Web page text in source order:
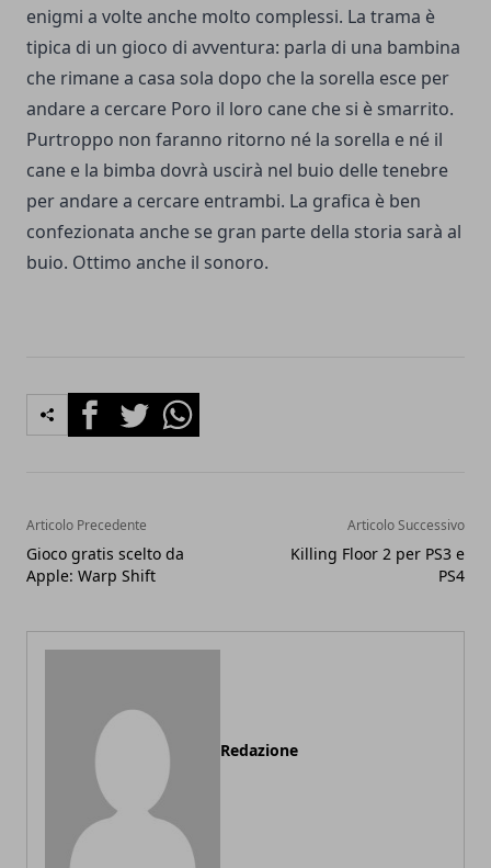
enigmi a volte anche molto complessi. La trama è
tipica di un gioco di avventura: parla di una bambina
che rimane a casa sola dopo che la sorella esce per
andare a cercare Poro il loro cane che si è smarrito.
Purtroppo non faranno ritorno né la sorella e né il
cane e la bimba dovrà uscirà nel buio delle tenebre
per andare a cercare entrambi. La grafica è ben
confezionata anche se gran parte della storia sarà al
buio. Ottimo anche il sonoro.
FacebookTwitterWhatsapp
Articolo Precedente
Gioco gratis scelto da
Apple: Warp Shift
Articolo Successivo
Killing Floor 2 per PS3 e
PS4
Redazione